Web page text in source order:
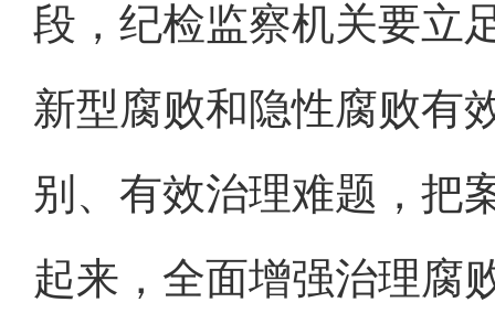
段，纪检监察机关要立
新型腐败和隐性腐败有
别、有效治理难题，把
起来，全面增强治理腐